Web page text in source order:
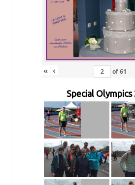
« ‹ of61
Special Olympics